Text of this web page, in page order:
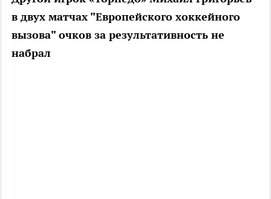
в двух матчах "Европейского хоккейного
вызова" очков за результативность не
набрал